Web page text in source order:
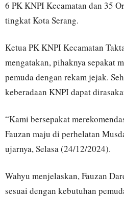
6 PK KNPI Kecamatan dan 35
tingkat Kota Serang.
Ketua PK KNPI Kecamatan
mengatakan, pihaknya sepakat
pemuda dengan rekam jejak.
keberadaan KNPI dapat
“Kami bersepakat
Fauzan maju di perhelatan
ujarnya, Selasa (24/12/2024).
Wahyu menjelaskan, Fauzan
sesuai dengan kebutuhan